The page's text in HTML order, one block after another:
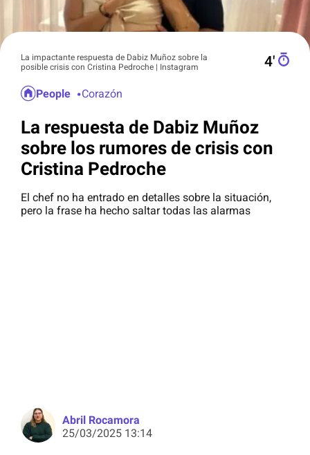
La impactante respuesta de Dabiz Muñoz sobre la
posible crisis con Cristina Pedroche | Instagram
4′
People Corazón
La respuesta de Dabiz Muñoz
sobre los rumores de crisis con
Cristina Pedroche
El chef no ha entrado en detalles sobre la situación,
pero la frase ha hecho saltar todas las alarmas
Abril Rocamora
25/03/2025 13:14